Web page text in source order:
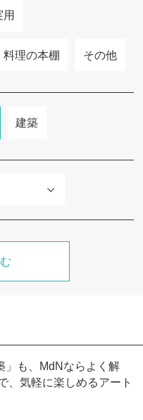
料理の本棚 その他
建築
」も、MdNならよく解
、気軽に楽しめるアート